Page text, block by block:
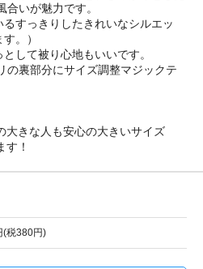
いが魅力です。
すっきりしたきれいなシルエッ
。）
して被り心地もいいです。
の裏部分にサイズ調整マジックテ
きな人も安心の大きいサイズ
！
(税380円)